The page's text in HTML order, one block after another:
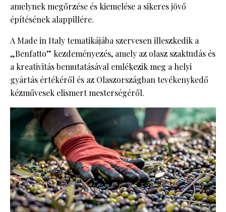
amelynek megőrzése és kiemelése a sikeres jövő
építésének alappillére.
A Made in Italy tematikájába szervesen illeszkedik a
„Benfatto” kezdeményezés, amely az olasz szaktudás és
a kreativitás bemutatásával emlékezik meg a helyi
gyártás értékéről és az Olaszországban tevékenykedő
kézművesek elismert mesterségéről.